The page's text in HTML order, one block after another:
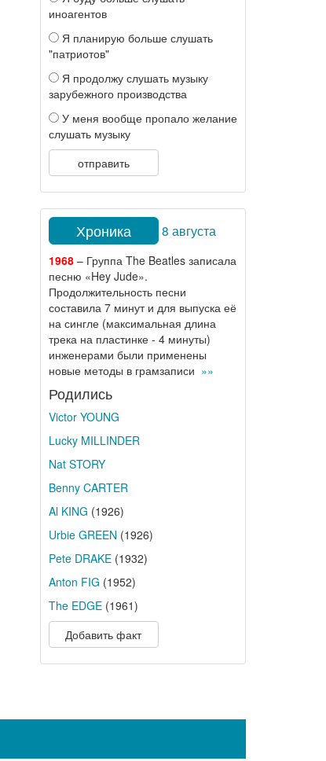
иноагентов
Я планирую больше слушать
"патриотов"
Я продолжу слушать музыку
зарубежного производства
У меня вообще пропало желание
слушать музыку
отправить
Хроника 8 августа
1968– Группа The Beatles записала
песню «Hey Jude».
Продолжительность песни
составила 7 минут и для выпуска её
на сингле (максимальная длина
трека на пластинке - 4 минуты)
инженерами были применены
новые методы в грамзаписи »»
Родились
Victor YOUNG
Lucky MILLINDER
Nat STORY
Benny CARTER
Al KING (1926)
Urbie GREEN (1926)
Pete DRAKE(1932)
Anton FIG (1952)
The EDGE(1961)
Добавить факт